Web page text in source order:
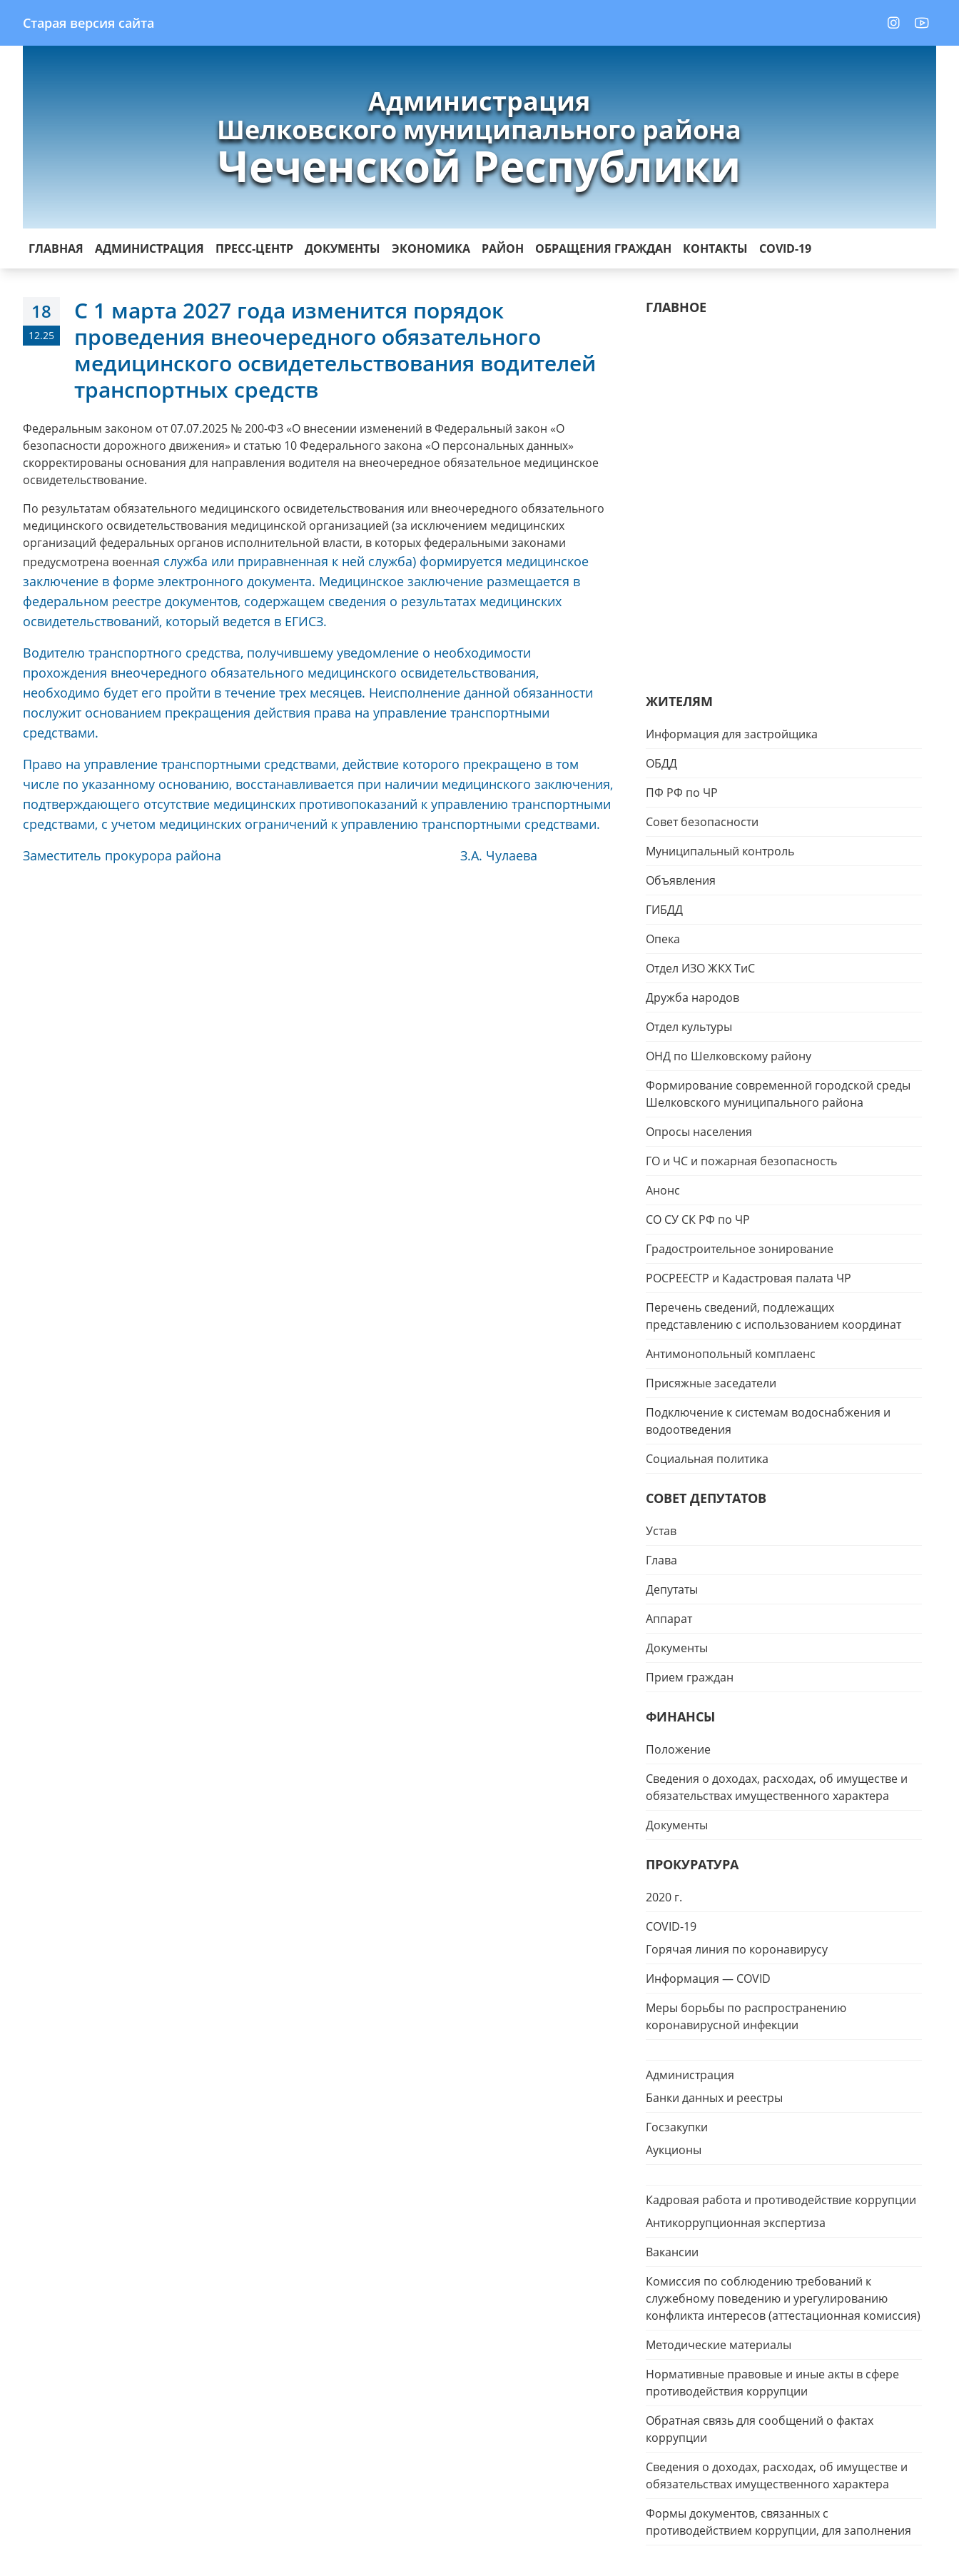
Старая версия сайта
Администрация
Шелковского муниципального района
Чеченской Республики
ГЛАВНАЯ АДМИНИСТРАЦИЯ ПРЕСС-ЦЕНТР ДОКУМЕНТЫ ЭКОНОМИКА РАЙОН ОБРАЩЕНИЯ ГРАЖДАН КОНТАКТЫ COVID-19
18
12.25
С 1 марта 2027 года изменится порядок
проведения внеочередного обязательного
медицинского освидетельствования водителей
транспортных средств
Федеральным законом от 07.07.2025 № 200-ФЗ «О внесении изменений в Федеральный закон «О
безопасности дорожного движения» и статью 10 Федерального закона «О персональных данных»
скорректированы основания для направления водителя на внеочередное обязательное медицинское
освидетельствование.
По результатам обязательного медицинского освидетельствования или внеочередного обязательного
медицинского освидетельствования медицинской организацией (за исключением медицинских
организаций федеральных органов исполнительной власти, в которых федеральными законами
предусмотрена военная служба или приравненная к ней служба) формируется медицинское
заключение в форме электронного документа. Медицинское заключение размещается в
федеральном реестре документов, содержащем сведения о результатах медицинских
освидетельствований, который ведется в ЕГИСЗ.
Водителю транспортного средства, получившему уведомление о необходимости
прохождения внеочередного обязательного медицинского освидетельствования,
необходимо будет его пройти в течение трех месяцев. Неисполнение данной обязанности
послужит основанием прекращения действия права на управление транспортными
средствами.
Право на управление транспортными средствами, действие которого прекращено в том
числе по указанному основанию, восстанавливается при наличии медицинского заключения,
подтверждающего отсутствие медицинских противопоказаний к управлению транспортными
средствами, с учетом медицинских ограничений к управлению транспортными средствами.
Заместитель прокурора района З.А. Чулаева
ГЛАВНОЕ
ЖИТЕЛЯМ
Информация для застройщика
ОБДД
ПФ РФ по ЧР
Совет безопасности
Муниципальный контроль
Объявления
ГИБДД
Опека
Отдел ИЗО ЖКХ ТиС
Дружба народов
Отдел культуры
ОНД по Шелковскому району
Формирование современной городской среды
Шелковского муниципального района
Опросы населения
ГО и ЧС и пожарная безопасность
Анонс
СО СУ СК РФ по ЧР
Градостроительное зонирование
РОСРЕЕСТР и Кадастровая палата ЧР
Перечень сведений, подлежащих
представлению с использованием координат
Антимонопольный комплаенс
Присяжные заседатели
Подключение к системам водоснабжения и
водоотведения
Социальная политика
СОВЕТ ДЕПУТАТОВ
Устав
Глава
Депутаты
Аппарат
Документы
Прием граждан
ФИНАНСЫ
Положение
Сведения о доходах, расходах, об имуществе и
обязательствах имущественного характера
Документы
ПРОКУРАТУРА
2020 г.
COVID-19
Горячая линия по коронавирусу
Информация — COVID
Меры борьбы по распространению
коронавирусной инфекции
Администрация
Банки данных и реестры
Госзакупки
Аукционы
Кадровая работа и противодействие коррупции
Антикоррупционная экспертиза
Вакансии
Комиссия по соблюдению требований к
служебному поведению и урегулированию
конфликта интересов (аттестационная комиссия)
Методические материалы
Нормативные правовые и иные акты в сфере
противодействия коррупции
Обратная связь для сообщений о фактах
коррупции
Сведения о доходах, расходах, об имуществе и
обязательствах имущественного характера
Формы документов, связанных с
противодействием коррупции, для заполнения